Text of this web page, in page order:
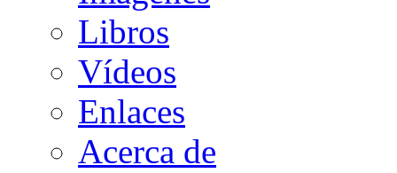
Libros
Vídeos
Enlaces
Acerca de